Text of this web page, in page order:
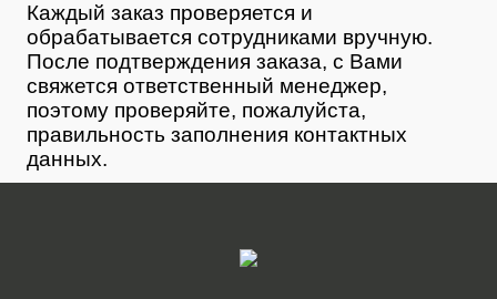
Каждый заказ проверяется и
обрабатывается сотрудниками вручную.
После подтверждения заказа, с Вами
свяжется ответственный менеджер,
поэтому проверяйте, пожалуйста,
правильность заполнения контактных
данных.